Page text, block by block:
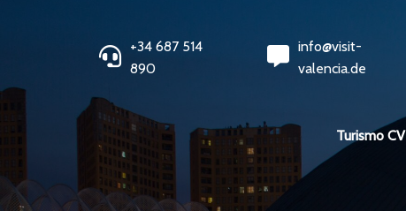
+34 687 514
890
info@visit-
valencia.de
Turismo CV